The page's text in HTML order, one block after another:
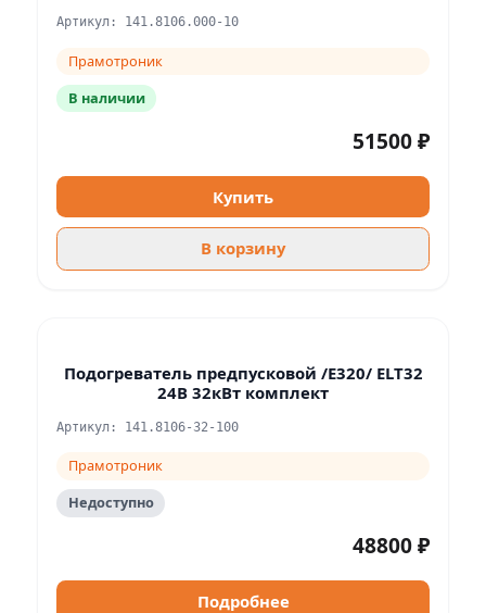
Артикул: 141.8106.000-10
Прамотроник
В наличии
51500 ₽
Купить
В корзину
Подогреватель предпусковой /Е320/ ELT32
24В 32кВт комплект
Артикул: 141.8106-32-100
Прамотроник
Недоступно
48800 ₽
Подробнее